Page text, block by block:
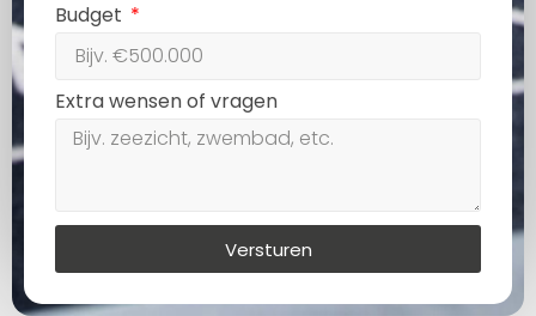
Budget
Extra wensen of vragen
Versturen